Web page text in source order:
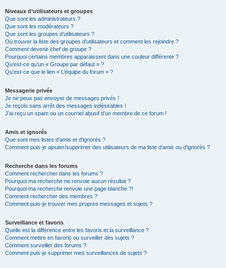
Niveaux d’utilisateurs et groupes
Que sont les administrateurs ?
Que sont les modérateurs ?
Que sont les groupes d’utilisateurs ?
Où trouver la liste des groupes d’utilisateurs et comment les rejoindre ?
Comment devenir chef de groupe ?
Pourquoi certains membres apparaissent dans une couleur différente ?
Qu’est-ce qu’un « Groupe par défaut » ?
Qu’est-ce que le lien « L’équipe du forum » ?
Messagerie privée
Je ne peux pas envoyer de messages privés !
Je reçois sans arrêt des messages indésirables !
J’ai reçu un spam ou un courriel abusif d’un membre de ce forum !
Amis et ignorés
Que sont mes listes d’amis et d’ignorés ?
Comment puis-je ajouter/supprimer des utilisateurs de ma liste d’amis ou d’ignorés ?
Recherche dans les forums
Comment rechercher dans les forums ?
Pourquoi ma recherche ne renvoie aucun résultat ?
Pourquoi ma recherche renvoie une page blanche ?!
Comment rechercher des membres ?
Comment puis-je trouver mes propres messages et sujets ?
Surveillance et favoris
Quelle est la différence entre les favoris et la surveillance ?
Comment mettre en favoris ou surveiller des sujets ?
Comment surveiller des forums ?
Comment puis-je supprimer mes surveillances de sujets ?